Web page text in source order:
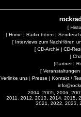
[
[ Home | Radio hören |
[ Interviews zum NachHören
[ CD-Archiv| CD-
[
[Partner|
[ Veranstaltungen
Verlinke uns | Presse | Kontakt /
2004, 2005, 2006,
2011, 2012, 2013, 2014, 2015,
2021, 2022, 2023,